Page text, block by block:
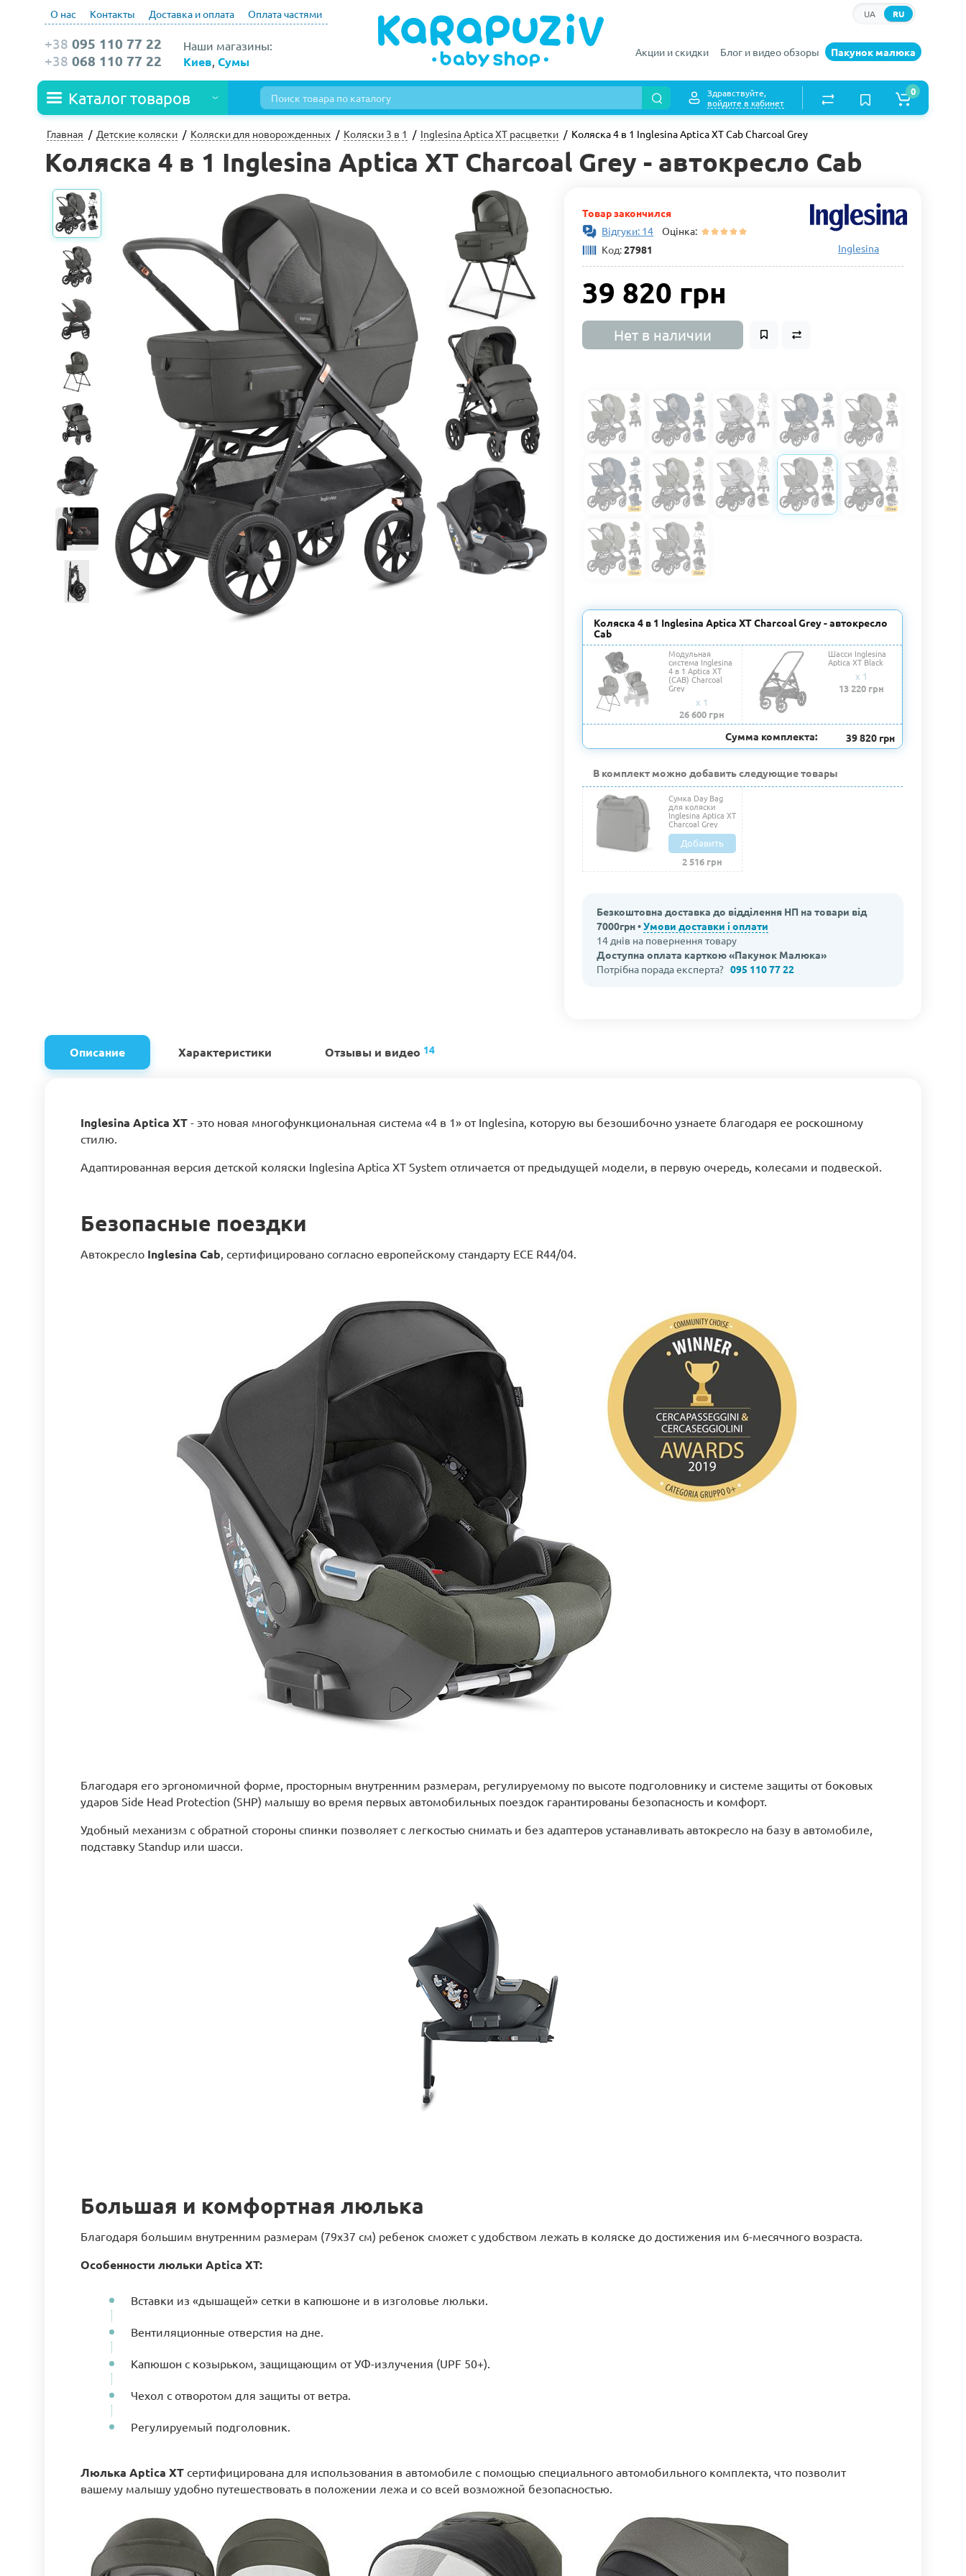
О нас Контакты Доставка и оплата Оплата частями RU
UA
Наши магазины:
Киев Сумы
+38 095 110 77 22
+38 068 110 77 22
Акции и скидки Блог и видео обзоры Пакунок малюка
Каталог товаров
Здравствуйте,
войдите в кабинет
0
Главная Детские коляски Коляски для новорожденных Коляски 3 в 1 Inglesina Aptica XT расцветки Коляска 4 в 1 Inglesina Aptica XT Cab Charcoal Grey
Коляска 4 в 1 Inglesina Aptica XT Charcoal Grey - автокресло Cab
Товар закончился
Відгуки: 14 Оцінка:
Код:27981 Inglesina
39 820 грн
Нет в наличии
Коляска 4 в 1 Inglesina Aptica XT Charcoal Grey - автокресло
Cab
Модульная
система Inglesina
4 в 1 Aptica XT
(CAB) Charcoal
Grey
x 1
26 600 грн
Шасси Inglesina
Aptica XT Black
x 1
13 220 грн
Сумма комплекта: 39 820 грн
В комплект можно добавить следующие товары
Сумка Day Bag
для коляски
Inglesina Aptica XT
Charcoal Grey
Добавить
2 516 грн
Безкоштовна доставка до відділення НП на товари від
7000грн •Умови доставки і оплати
14 днів на повернення товару
Доступна оплата карткою «Пакунок Малюка»
Потрібна порада експерта?095 110 77 22
Описание Характеристики Отзывы и видео 14
Inglesina Aptica XT - это новая многофункциональная система «4 в 1» от Inglesina, которую вы безошибочно узнаете благодаря ее роскошному
стилю.
Адаптированная версия детской коляски Inglesina Aptica XT System отличается от предыдущей модели, в первую очередь, колесами и подвеской.
Безопасные поездки
Автокресло Inglesina Cab, сертифицировано согласно европейскому стандарту ECE R44/04.
Благодаря его эргономичной форме, просторным внутренним размерам, регулируемому по высоте подголовнику и системе защиты от боковых
ударов Side Head Protection (SHP) малышу во время первых автомобильных поездок гарантированы безопасность и комфорт.
Удобный механизм с обратной стороны спинки позволяет с легкостью снимать и без адаптеров устанавливать автокресло на базу в автомобиле,
подставку Standup или шасси.
Большая и комфортная люлька
Благодаря большим внутренним размерам (79x37 см) ребенок сможет с удобством лежать в коляске до достижения им 6-месячного возраста.
Особенности люльки Aptica XT:
Вставки из «дышащей» сетки в капюшоне и в изголовье люльки.
Вентиляционные отверстия на дне.
Капюшон с козырьком, защищающим от УФ-излучения (UPF 50+).
Чехол с отворотом для защиты от ветра.
Регулируемый подголовник.
Люлька Aptica XT сертифицирована для использования в автомобиле с помощью специального автомобильного комплекта, что позволит
вашему малышу удобно путешествовать в положении лежа и со всей возможной безопасностью.